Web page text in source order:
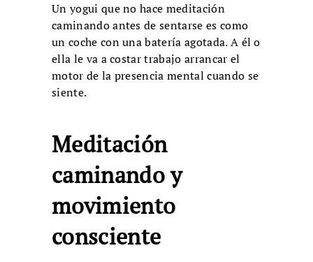
Un yogui que no hace meditación
caminando antes de sentarse es como
un coche con una batería agotada. A él o
ella le va a costar trabajo arrancar el
motor de la presencia mental cuando se
siente.
Meditación
caminando y
movimiento
consciente